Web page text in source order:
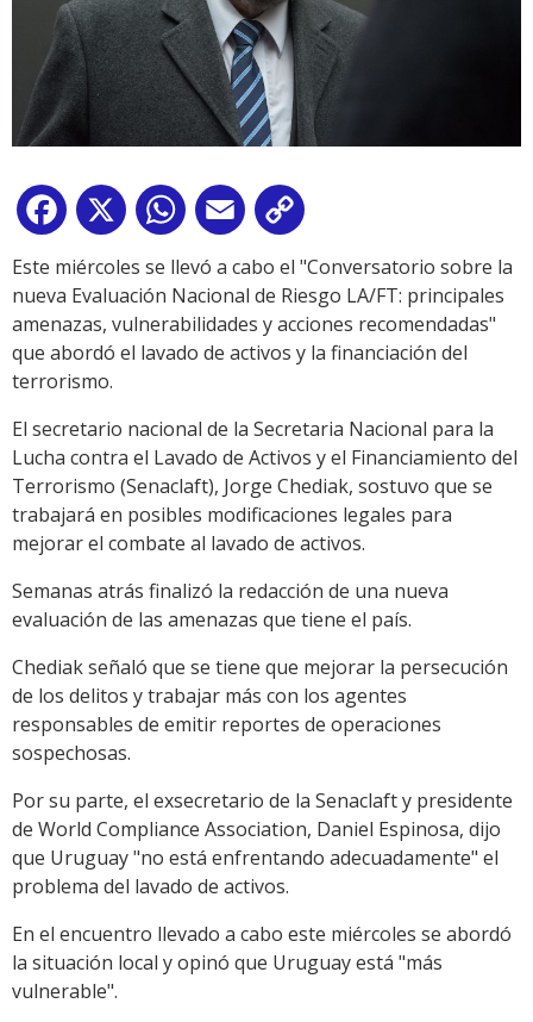
Facebook
X WhatsApp
Email
Link
Este miércoles se llevó a cabo el "Conversatorio sobre la
nueva Evaluación Nacional de Riesgo LA/FT: principales
amenazas, vulnerabilidades y acciones recomendadas"
que abordó el lavado de activos y la financiación del
terrorismo.
El secretario nacional de la Secretaria Nacional para la
Lucha contra el Lavado de Activos y el Financiamiento del
Terrorismo (Senaclaft), Jorge Chediak, sostuvo que se
trabajará en posibles modificaciones legales para
mejorar el combate al lavado de activos.
Semanas atrás finalizó la redacción de una nueva
evaluación de las amenazas que tiene el país.
Chediak señaló que se tiene que mejorar la persecución
de los delitos y trabajar más con los agentes
responsables de emitir reportes de operaciones
sospechosas.
Por su parte, el exsecretario de la Senaclaft y presidente
de World Compliance Association, Daniel Espinosa, dijo
que Uruguay "no está enfrentando adecuadamente" el
problema del lavado de activos.
En el encuentro llevado a cabo este miércoles se abordó
la situación local y opinó que Uruguay está "más
vulnerable".